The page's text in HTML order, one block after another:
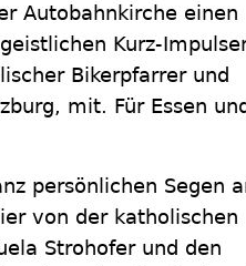
Autobahnkirche einen
Kurz-
Bikerpfarrer und
mit. Für Essen
persönlichen Segen
von der katholischen
Strohofer und den